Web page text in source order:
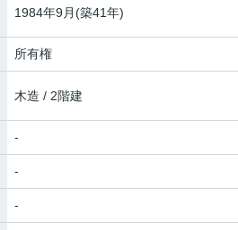
1984年9月(築41年)
所有権
木造 / 2階建
-
-
-